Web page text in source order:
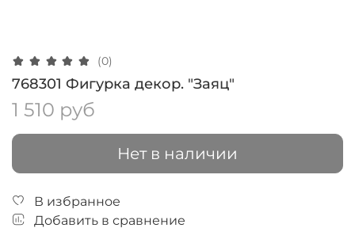
(0)
768301 Фигурка декор. "Заяц"
1 510 руб
Нет в наличии
В избранное
Добавить в сравнение